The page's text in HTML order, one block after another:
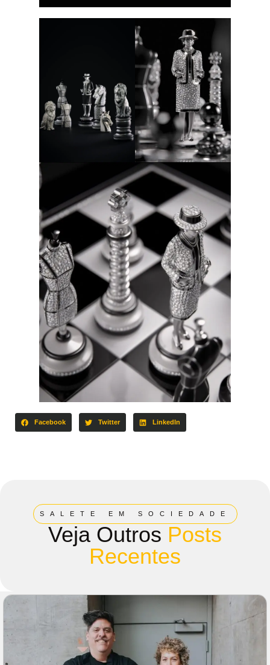
Facebook Twitter LinkedIn
SALETE EM SOCIEDADE
Veja Outros Posts
Recentes